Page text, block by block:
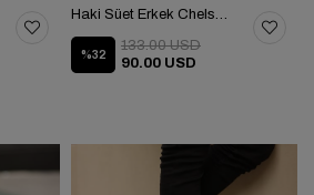
Haki Süet Erkek Chelsea Bot 102-057-10201
%32
90.00 USD
133.00 USD